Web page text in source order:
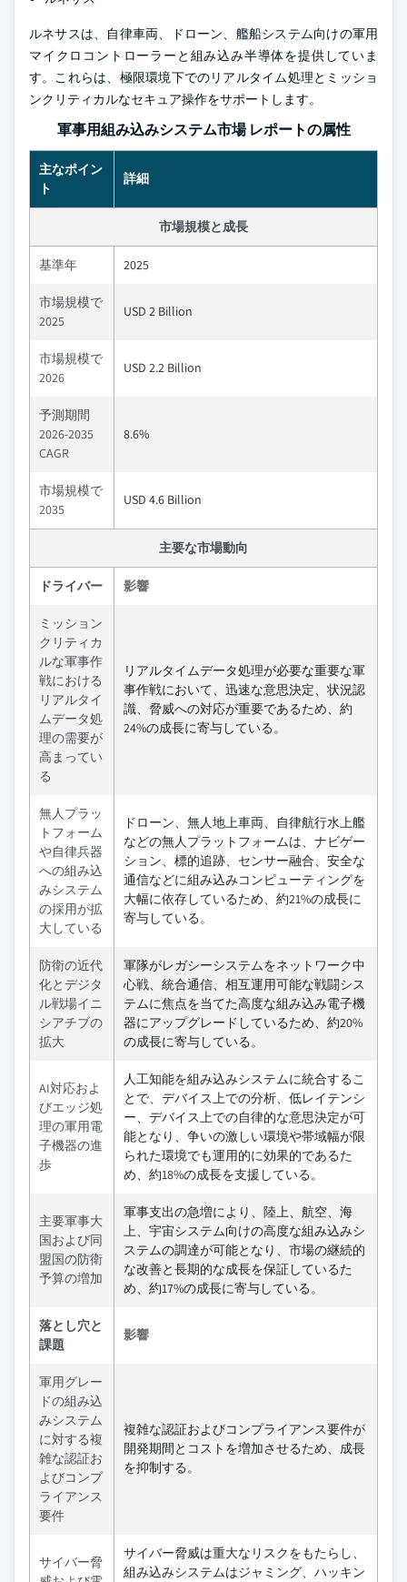
ルネサスは、自律車両、ドローン、艦船システム向けの軍用
マイクロコントローラーと組み込み半導体を提供していま
す。これらは、極限環境下でのリアルタイム処理とミッショ
ンクリティカルなセキュア操作をサポートします。
軍事用組み込みシステム市場 レポートの属性
主なポイン
ト
詳細
市場規模と成長
基準年 2025
市場規模で
2025
USD 2 Billion
市場規模で
2026
USD 2.2 Billion
予測期間
2026-2035
CAGR
8.6%
市場規模で
2035
USD 4.6 Billion
主要な市場動向
ドライバー 影響
ミッション
クリティカ
ルな軍事作
戦における
リアルタイ
ムデータ処
理の需要が
高まってい
る
リアルタイムデータ処理が必要な重要な軍
事作戦において、迅速な意思決定、状況認
識、脅威への対応が重要であるため、約
24%の成長に寄与している。
無人プラッ
トフォーム
や自律兵器
への組み込
みシステム
の採用が拡
大している
ドローン、無人地上車両、自律航行水上艦
などの無人プラットフォームは、ナビゲー
ション、標的追跡、センサー融合、安全な
通信などに組み込みコンピューティングを
大幅に依存しているため、約21%の成長に
寄与している。
防衛の近代
化とデジタ
ル戦場イニ
シアチブの
拡大
軍隊がレガシーシステムをネットワーク中
心戦、統合通信、相互運用可能な戦闘シス
テムに焦点を当てた高度な組み込み電子機
器にアップグレードしているため、約20%
の成長に寄与している。
AI対応およ
びエッジ処
理の軍用電
子機器の進
歩
人工知能を組み込みシステムに統合するこ
とで、デバイス上での分析、低レイテンシ
ー、デバイス上での自律的な意思決定が可
能となり、争いの激しい環境や帯域幅が限
られた環境でも運用的に効果的であるた
め、約18%の成長を支援している。
主要軍事大
国および同
盟国の防衛
予算の増加
軍事支出の急増により、陸上、航空、海
上、宇宙システム向けの高度な組み込みシ
ステムの調達が可能となり、市場の継続的
な改善と長期的な成長を保証しているた
め、約17%の成長に寄与している。
落とし穴と
課題
影響
軍用グレー
ドの組み込
みシステム
に対する複
雑な認証お
よびコンプ
ライアンス
要件
複雑な認証およびコンプライアンス要件が
開発期間とコストを増加させるため、成長
を抑制する。
サイバー脅
サイバー脅威は重大なリスクをもたらし、
組み込みシステムはジャミング、ハッキン